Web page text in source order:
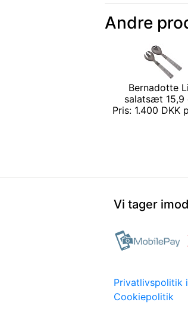
Andre
Bernadotte
salatsæt 15,9
Pris: 1.400 DKK
Vi tager
Privatlivspolitik
Cookiepolitik